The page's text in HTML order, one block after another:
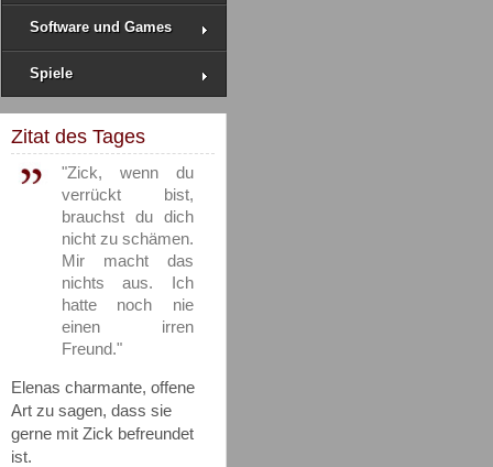
Software und Games
Spiele
Zitat des Tages
"Zick, wenn du
verrückt bist,
brauchst du dich
nicht zu schämen.
Mir macht das
nichts aus. Ich
hatte noch nie
einen irren
Freund."
Elenas charmante, offene
Art zu sagen, dass sie
gerne mit Zick befreundet
ist.